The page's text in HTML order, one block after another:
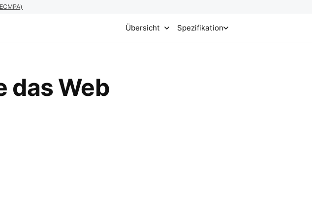
Übersicht Spezifikation
das Web